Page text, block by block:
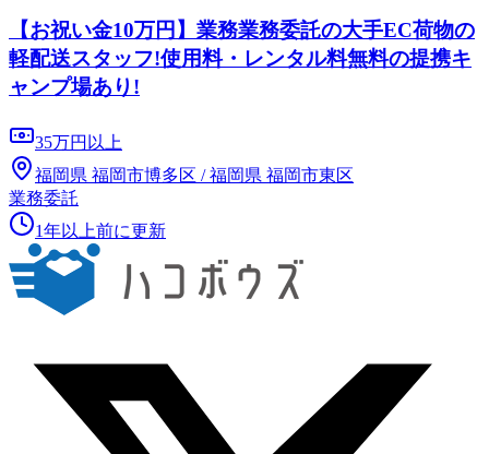
【お祝い金10万円】業務業務委託の大手EC荷物の
軽配送スタッフ!使用料・レンタル料無料の提携キ
ャンプ場あり!
35万円以上
福岡県 福岡市博多区 / 福岡県 福岡市東区
業務委託
1年以上前に更新